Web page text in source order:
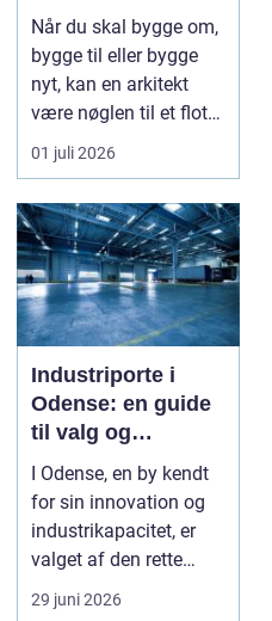
Når du skal bygge om,
bygge til eller bygge
nyt, kan en arkitekt
være nøglen til et flot
resultat, d...
01 juli 2026
Industriporte i
Odense: en guide
til valg og
installation
I Odense, en by kendt
for sin innovation og
industrikapacitet, er
valget af den rette
industriport a...
29 juni 2026